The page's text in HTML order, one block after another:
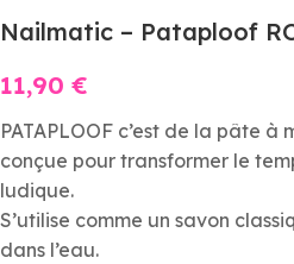
Nailmatic – Pataploof
11,90 €
PATAPLOOF c’est de la pâte
conçue pour transformer le
ludique.
S’utilise comme un savon
dans l’eau.